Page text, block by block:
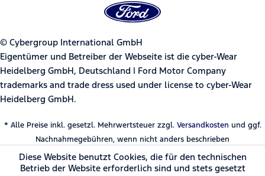
© Cybergroup International GmbH
Eigentümer und Betreiber der Webseite ist die cyber-Wear
Heidelberg GmbH, Deutschland | Ford Motor Company
trademarks and trade dress used under license to cyber-Wear
Heidelberg GmbH.
* Alle Preise inkl. gesetzl. Mehrwertsteuer zzgl. Versandkosten und ggf.
Nachnahmegebühren, wenn nicht anders beschrieben
Diese Website benutzt Cookies, die für den technischen
Betrieb der Website erforderlich sind und stets gesetzt